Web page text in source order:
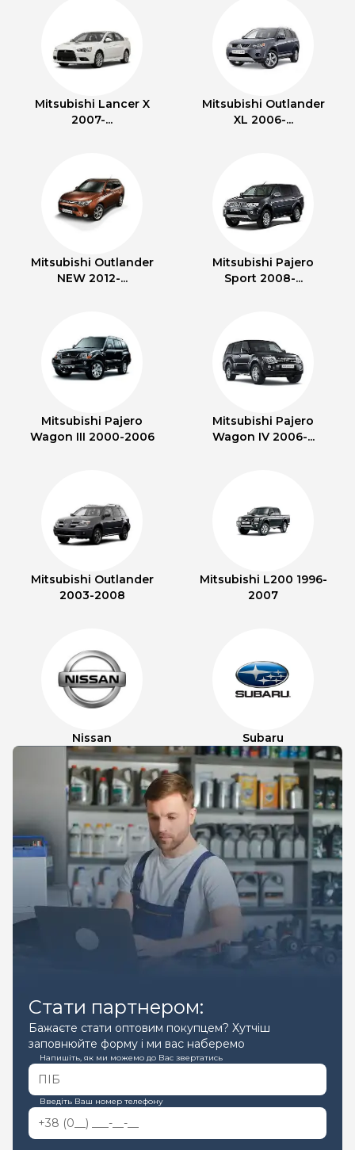
Mitsubishi Lancer X
2007-...
Mitsubishi Outlander
XL 2006-...
Mitsubishi Outlander
NEW 2012-...
Mitsubishi Pajero
Sport 2008-...
Mitsubishi Pajero
Wagon III 2000-2006
Mitsubishi Pajero
Wagon IV 2006-...
Mitsubishi Outlander
2003-2008
Mitsubishi L200 1996-
2007
Nissan Subaru
Стати партнером:
Бажаєте стати оптовим покупцем? Хутчіш
заповнюйте форму і ми вас наберемо
Напишіть, як ми можемо до Вас звертатись
Введіть Ваш номер телефону